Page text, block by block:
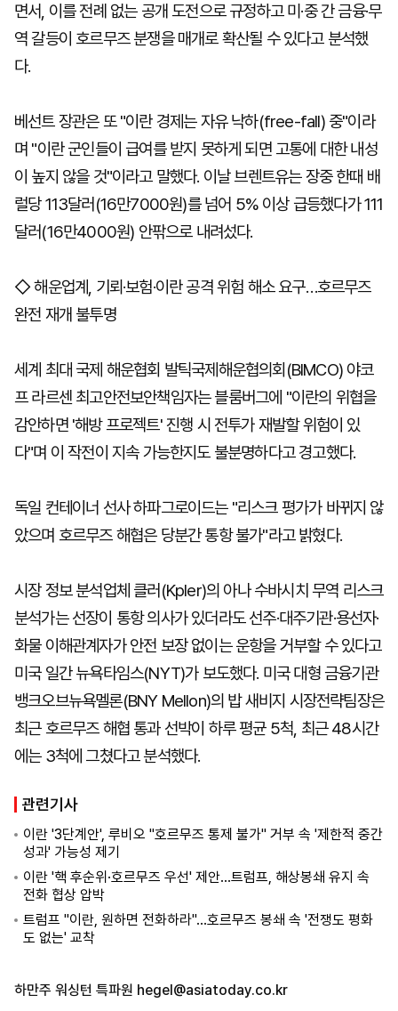
면서, 이를 전례 없는 공개 도전으로 규정하고 미·중 간 금융·무
역 갈등이 호르무즈 분쟁을 매개로 확산될 수 있다고 분석했
다.
베선트 장관은 또 "이란 경제는 자유 낙하(free-fall) 중"이라
며 "이란 군인들이 급여를 받지 못하게 되면 고통에 대한 내성
이 높지 않을 것"이라고 말했다. 이날 브렌트유는 장중 한때 배
럴당 113달러(16만7000원)를 넘어 5% 이상 급등했다가 111
달러(16만4000원) 안팎으로 내려섰다.
◇ 해운업계, 기뢰·보험·이란 공격 위험 해소 요구…호르무즈
완전 재개 불투명
세계 최대 국제 해운협회 발틱국제해운협의회(BIMCO) 야코
프 라르센 최고안전보안책임자는 블룸버그에 "이란의 위협을
감안하면 '해방 프로젝트' 진행 시 전투가 재발할 위험이 있
다"며 이 작전이 지속 가능한지도 불분명하다고 경고했다.
독일 컨테이너 선사 하파그로이드는 "리스크 평가가 바뀌지 않
았으며 호르무즈 해협은 당분간 통항 불가"라고 밝혔다.
시장 정보 분석업체 클러(Kpler)의 아나 수바시치 무역 리스크
분석가는 선장이 통항 의사가 있더라도 선주·대주기관·용선자·
화물 이해관계자가 안전 보장 없이는 운항을 거부할 수 있다고
미국 일간 뉴욕타임스(NYT)가 보도했다. 미국 대형 금융기관
뱅크오브뉴욕멜론(BNY Mellon)의 밥 새비지 시장전략팀장은
최근 호르무즈 해협 통과 선박이 하루 평균 5척, 최근 48시간
에는 3척에 그쳤다고 분석했다.
관련기사
이란 '3단계안', 루비오 "호르무즈 통제 불가" 거부 속 '제한적 중간
성과' 가능성 제기
이란 '핵 후순위·호르무즈 우선' 제안…트럼프, 해상봉쇄 유지 속
전화 협상 압박
트럼프 "이란, 원하면 전화하라"…호르무즈 봉쇄 속 '전쟁도 평화
도 없는' 교착
하만주 워싱턴 특파원 hegel@asiatoday.co.kr